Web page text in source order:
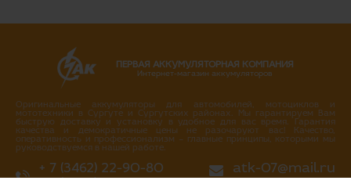
ПЕРВАЯ АККУМУЛЯТОРНАЯ КОМПАНИЯ
Интернет-магазин аккумуляторов
Оригинальные аккумуляторы для автомобилей, мотоциклов и
мототехники в Сургуте и Сургутских районах. Мы гарантируем Вам
быструю доставку и установку в удобное для вас время. Гарантия
качества и демократичные цены не разочаруют вас! Качество,
оперативность и профессионализм – главные принципы, которыми мы
руководствуемся в нашей работе.
+ 7 (3462) 22-90-80
atk-07@mail.ru